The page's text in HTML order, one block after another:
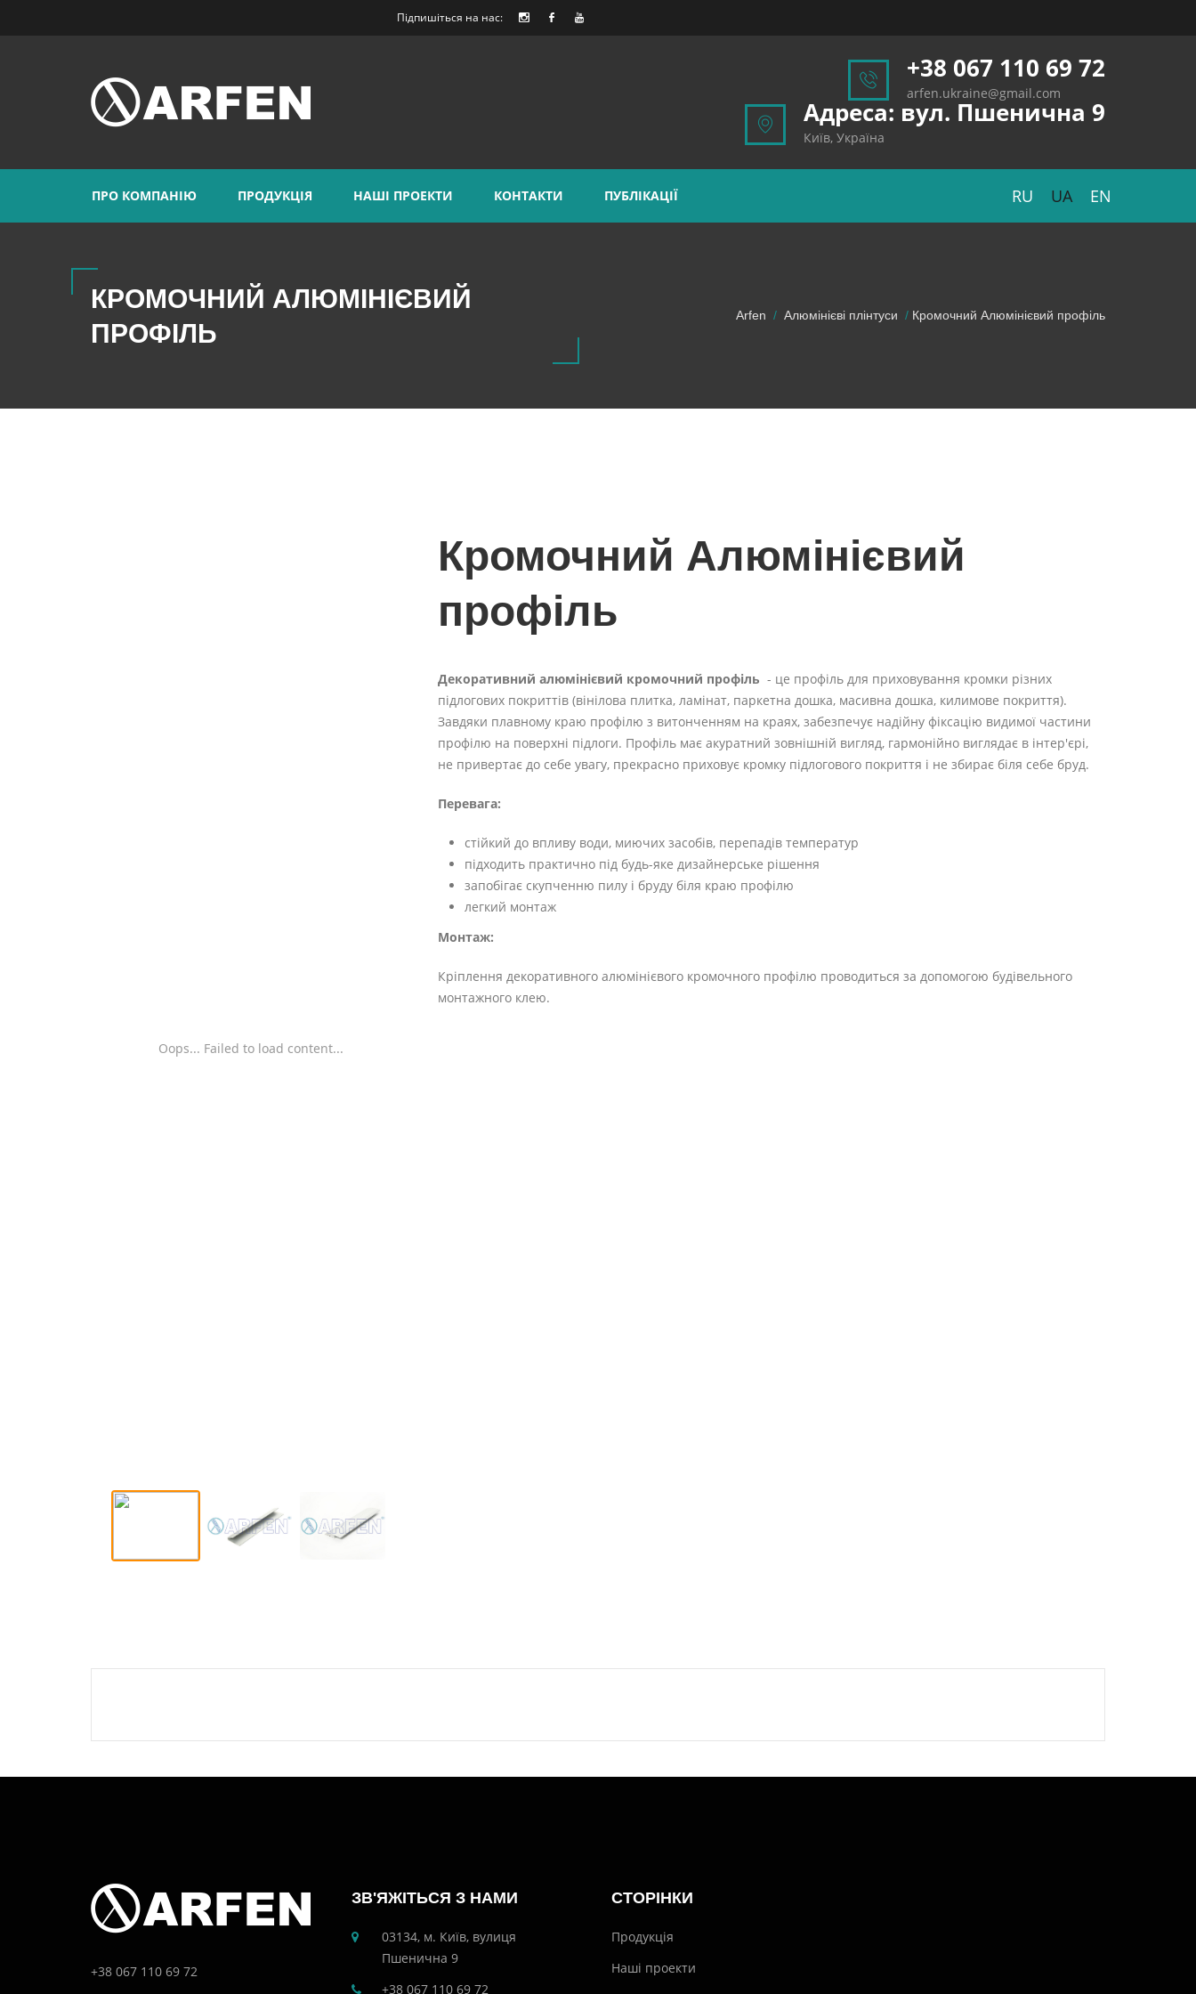
Підпишіться на нас:
+38 067 110 69 72
arfen.ukraine@gmail.com
Адреса: вул. Пшенична 9
Київ, Україна
ПРО КОМПАНІЮ ПРОДУКЦІЯ НАШІ ПРОЕКТИ КОНТАКТИ ПУБЛІКАЦІЇ RU UA EN
КРОМОЧНИЙ АЛЮМІНІЄВИЙ
ПРОФІЛЬ
Arfen Алюмінієві плінтуси Кромочний Алюмінієвий профіль
Oops... Failed to load content...
Кромочний Алюмінієвий
профіль
Декоративний алюмінієвий кромочний профіль - це профіль для приховування кромки різних
підлогових покриттів (вінілова плитка, ламінат, паркетна дошка, масивна дошка, килимове покриття).
Завдяки плавному краю профілю з витонченням на краях, забезпечує надійну фіксацію видимої частини
профілю на поверхні підлоги. Профіль має акуратний зовнішній вигляд, гармонійно виглядає в інтер'єрі,
не привертає до себе увагу, прекрасно приховує кромку підлогового покриття і не збирає біля себе бруд.
Перевага:
стійкий до впливу води, миючих засобів, перепадів температур
підходить практично під будь-яке дизайнерське рішення
запобігає скупченню пилу і бруду біля краю профілю
легкий монтаж
Монтаж:
Кріплення декоративного алюмінієвого кромочного профілю проводиться за допомогою будівельного
монтажного клею.
+38 067 110 69 72
ЗВ'ЯЖІТЬСЯ З НАМИ
03134, м. Київ, вулиця
Пшенична 9
+38 067 110 69 72
СТОРІНКИ
Продукція
Наші проекти